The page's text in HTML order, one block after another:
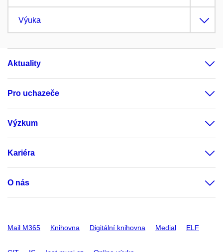
Výuka
Aktuality
Pro uchazeče
Výzkum
Kariéra
O nás
Mail M365 Knihovna Digitální knihovna Medial ELF